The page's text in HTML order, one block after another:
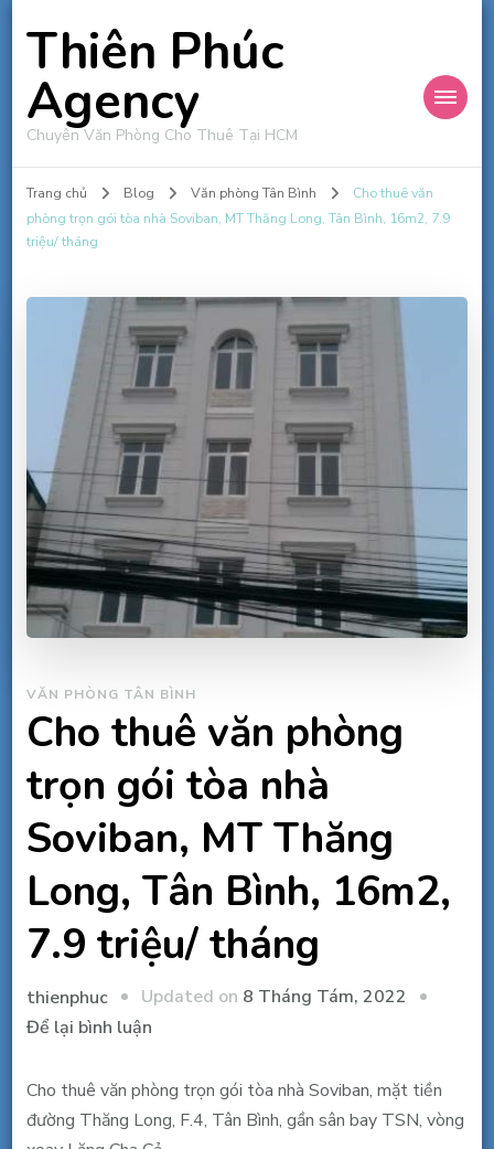
Thiên Phúc
Agency
Chuyên Văn Phòng Cho Thuê Tại HCM
Trang chủ Blog Văn phòng Tân Bình
Cho thuê văn
phòng trọn gói tòa nhà Soviban, MT Thăng Long, Tân Bình, 16m2, 7.9
triệu/ tháng
VĂN PHÒNG TÂN BÌNH
Cho thuê văn phòng
trọn gói tòa nhà
Soviban, MT Thăng
Long, Tân Bình, 16m2,
7.9 triệu/ tháng
thienphuc Updated on 8 Tháng Tám, 2022
Để lại bình luậntại
thuê
văn
Cho thuê văn phòng trọn gói tòa nhà Soviban, mặt tiền
đường Thăng Long, F.4, Tân Bình, gần sân bay TSN, vòng